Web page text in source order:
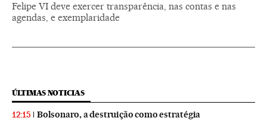
Felipe VI deve exercer transparência, nas contas e nas
agendas, e exemplaridade
ÚLTIMAS NOTICIAS
12:15 Bolsonaro, a destruição como estratégia